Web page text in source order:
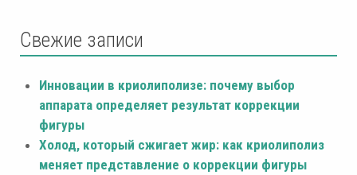
Свежие записи
Инновации в криолиполизе: почему выбор
аппарата определяет результат коррекции
фигуры
Холод, который сжигает жир: как криолиполиз
меняет представление о коррекции фигуры